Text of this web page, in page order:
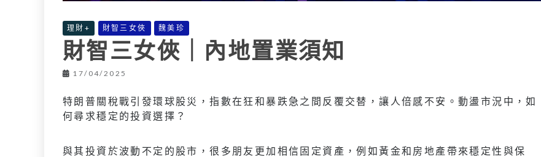
理財+ 財智三女俠 魏美珍
財智三女俠｜內地置業須知
17/04/2025
特朗普關稅戰引發環球股災，指數在狂和暴跌急之間反覆交替，讓人倍感不安。動盪市況中，如
何尋求穩定的投資選擇？
與其投資於波動不定的股市，很多朋友更加相信固定資產，例如黃金和房地產帶來穩定性與保